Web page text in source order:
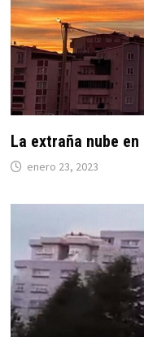
La extraña nube
enero 23, 2023